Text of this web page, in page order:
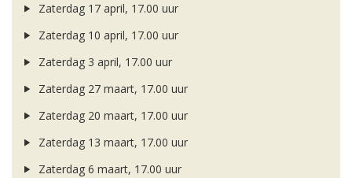
Zaterdag 17 april, 17.00 uur
Zaterdag 10 april, 17.00 uur
Zaterdag 3 april, 17.00 uur
Zaterdag 27 maart, 17.00 uur
Zaterdag 20 maart, 17.00 uur
Zaterdag 13 maart, 17.00 uur
Zaterdag 6 maart, 17.00 uur